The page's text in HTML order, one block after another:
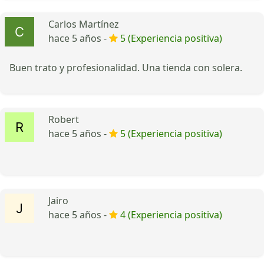
Carlos Martínez
hace 5 años -
5 (Experiencia positiva)
Buen trato y profesionalidad. Una tienda con solera.
Robert
hace 5 años -
5 (Experiencia positiva)
Jairo
hace 5 años -
4 (Experiencia positiva)